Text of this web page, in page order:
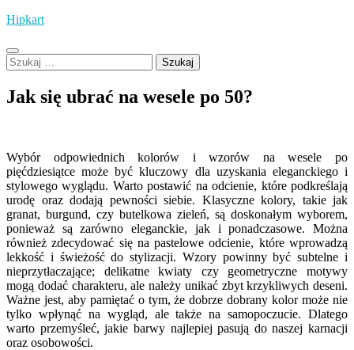
Skip
content
Hipkart
Szukaj:
Jak się ubrać na wesele po 50?
Wybór odpowiednich kolorów i wzorów na wesele po
pięćdziesiątce może być kluczowy dla uzyskania eleganckiego i
stylowego wyglądu. Warto postawić na odcienie, które podkreślają
urodę oraz dodają pewności siebie. Klasyczne kolory, takie jak
granat, burgund, czy butelkowa zieleń, są doskonałym wyborem,
ponieważ są zarówno eleganckie, jak i ponadczasowe. Można
również zdecydować się na pastelowe odcienie, które wprowadzą
lekkość i świeżość do stylizacji. Wzory powinny być subtelne i
nieprzytłaczające; delikatne kwiaty czy geometryczne motywy
mogą dodać charakteru, ale należy unikać zbyt krzykliwych deseni.
Ważne jest, aby pamiętać o tym, że dobrze dobrany kolor może nie
tylko wpłynąć na wygląd, ale także na samopoczucie. Dlatego
warto przemyśleć, jakie barwy najlepiej pasują do naszej karnacji
oraz osobowości.